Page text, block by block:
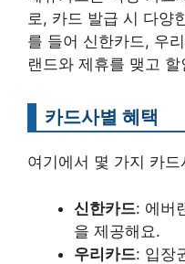
로, 카드 발급 시 다양
를 들어 신한카드, 우
랜드와 제휴를 맺고
카드사별 혜택
여기에서 몇 가지 카
신한카드: 에버
을 제공해요.
우리카드: 입장